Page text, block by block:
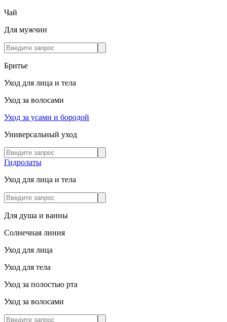
Чай
Для мужчин
Бритье
Уход для лица и тела
Уход за волосами
Уход за усами и бородой
Универсальный уход
Гидролаты
Уход для лица и тела
Для душа и ванны
Солнечная линия
Уход для лица
Уход для тела
Уход за полостью рта
Уход за волосами